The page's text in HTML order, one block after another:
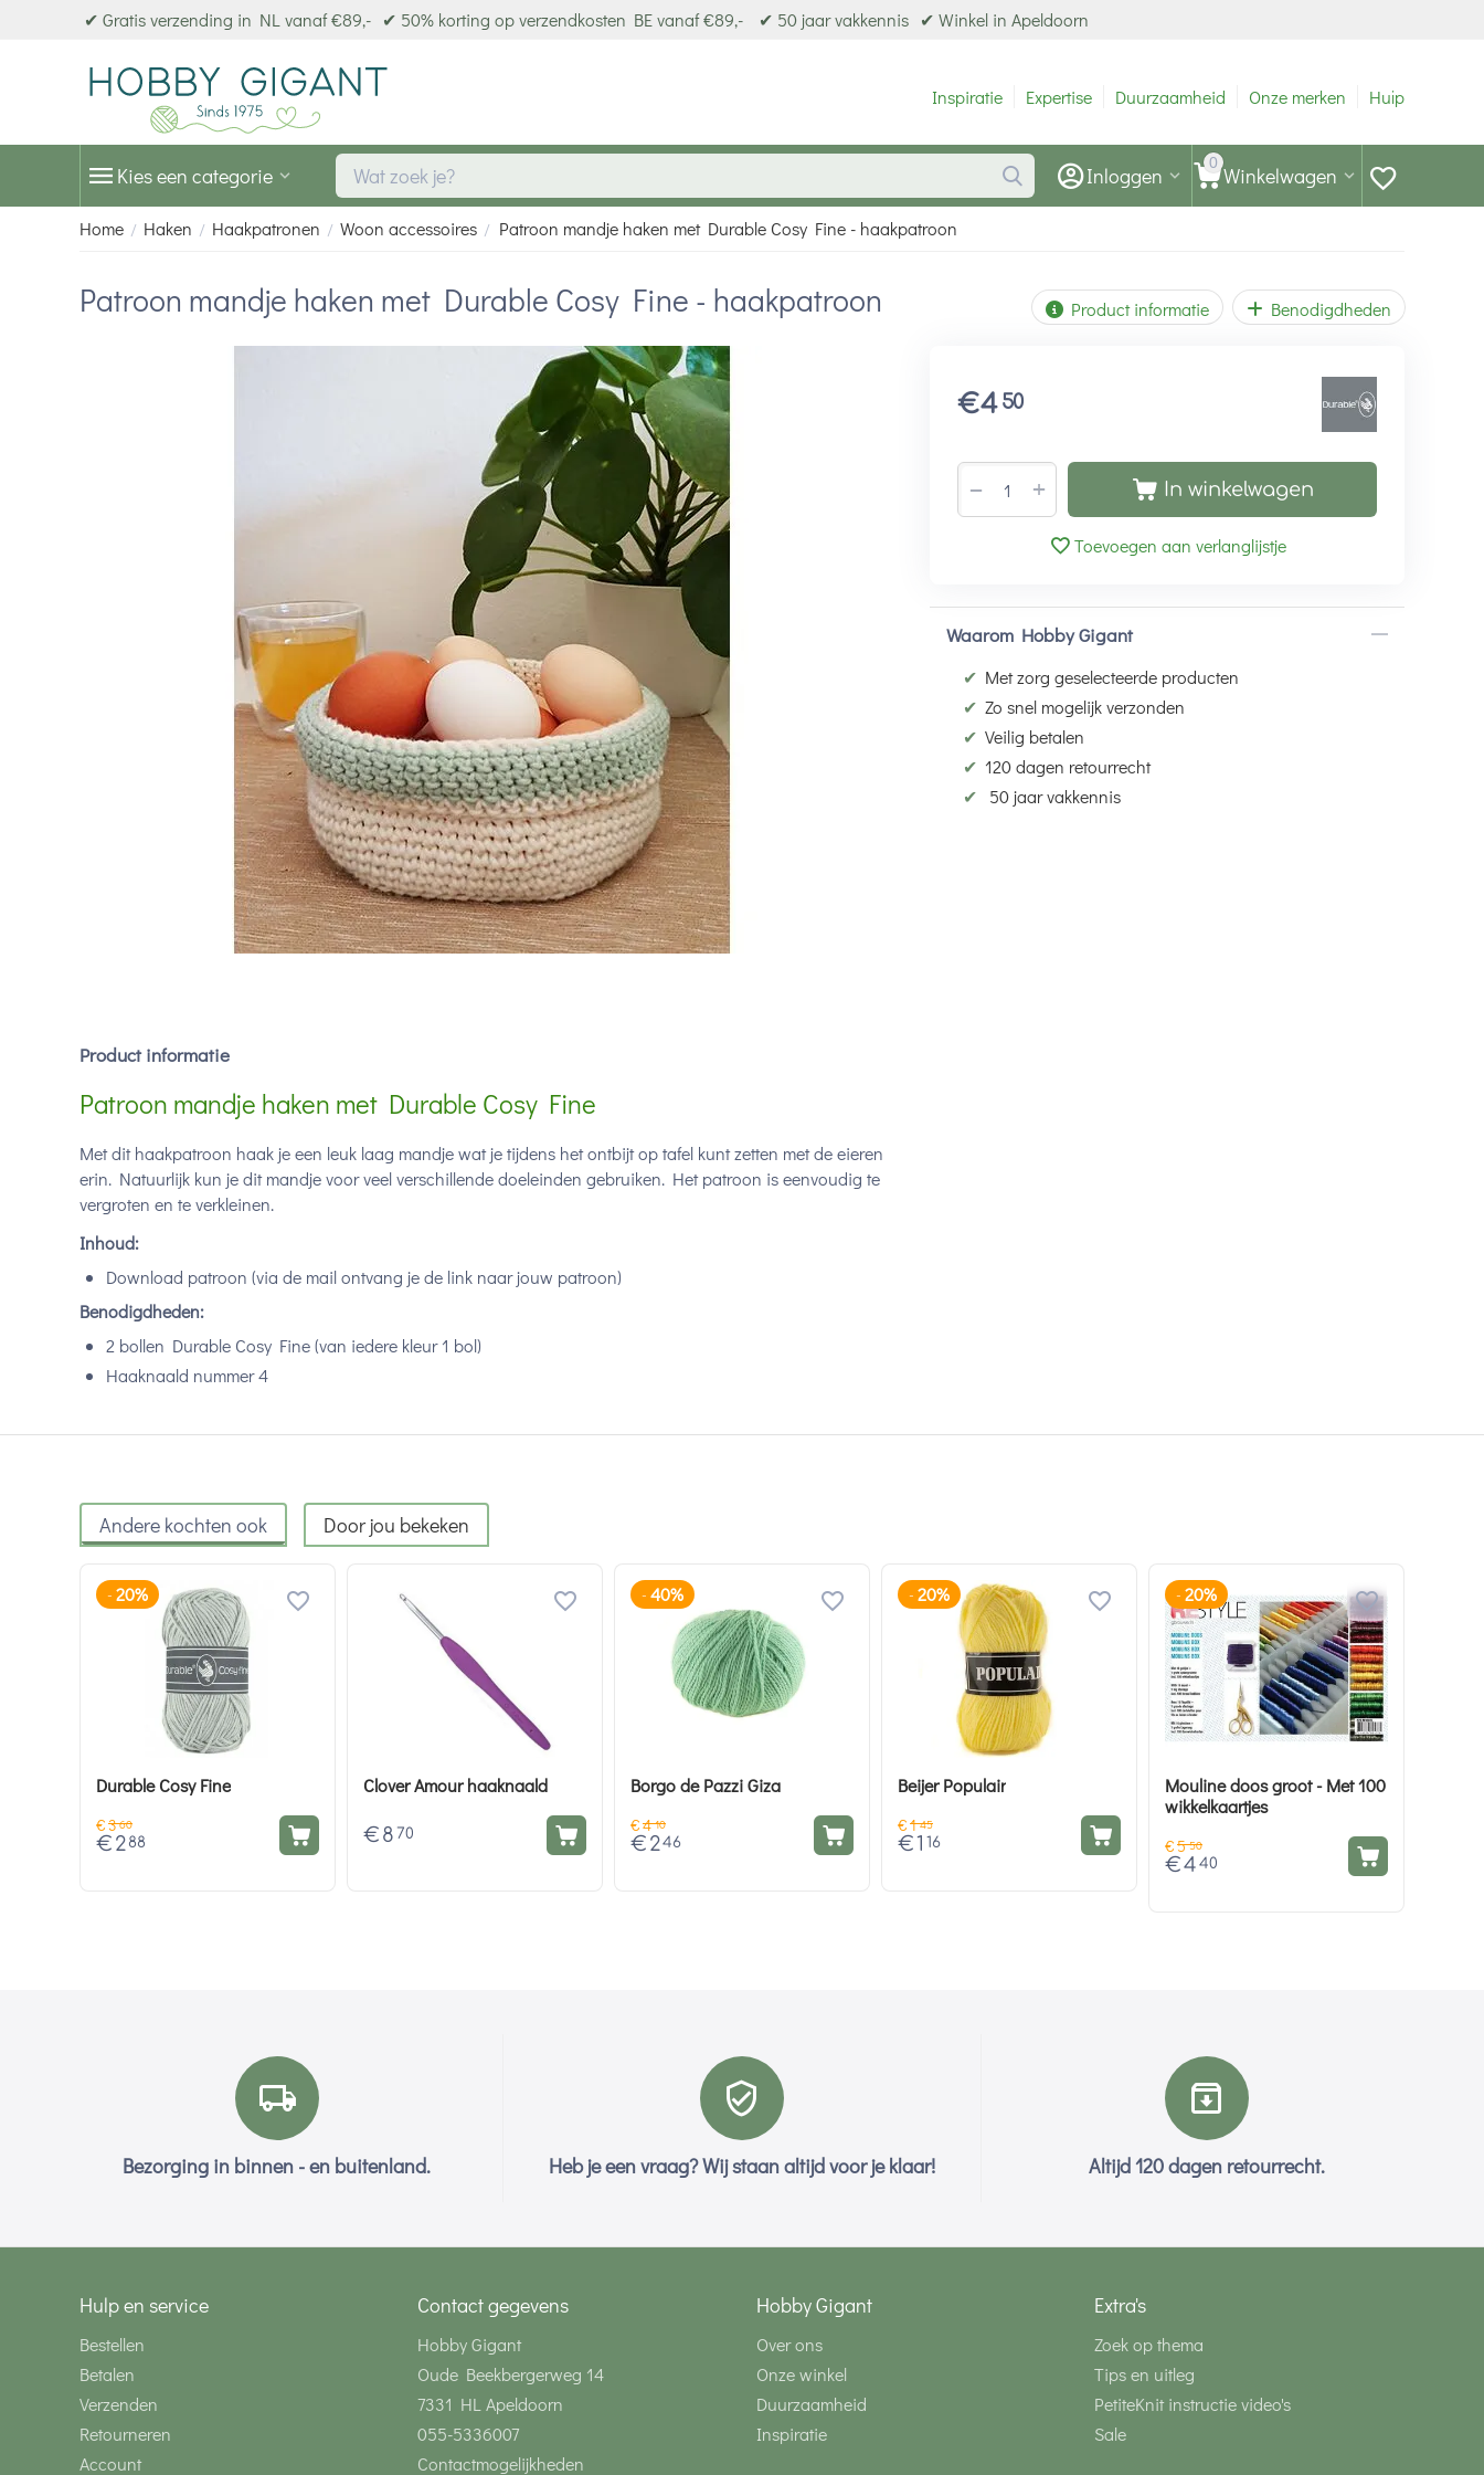
✔ Gratis verzending in NL vanaf €89,- ✔ 50% korting op verzendkosten BE vanaf €89,- ✔ 50 jaar vakkennis ✔ Winkel in Apeldoorn
Inspiratie Expertise Duurzaamheid Onze merken Hulp
Kies een categorie 0 Winkelwagen
Inloggen
Home / Haken / Haakpatronen / Woon accessoires / Patroon mandje haken met Durable Cosy Fine - haakpatroon
Patroon mandje haken met Durable Cosy Fine - haakpatroon Product informatie Benodigdheden
€4 50
+
− In winkelwagen
Toevoegen aan verlanglijstje
Waarom Hobby Gigant
✔ Met zorg geselecteerde producten
✔ Zo snel mogelijk verzonden
✔ Veilig betalen
✔ 120 dagen retourrecht
✔
50 jaar vakkennis
Product informatie
Patroon mandje haken met Durable Cosy Fine
Met dit haakpatroon haak je een leuk laag mandje wat je tijdens het ontbijt op tafel kunt zetten met de eieren
erin. Natuurlijk kun je dit mandje voor veel verschillende doeleinden gebruiken. Het patroon is eenvoudig te
vergroten en te verkleinen.
Inhoud:
Download patroon (via de mail ontvang je de link naar jouw patroon)
Benodigdheden:
2 bollen Durable Cosy Fine (van iedere kleur 1 bol)
Haaknaald nummer 4
Andere kochten ook Door jou bekeken
- 20%
Durable Cosy Fine
€3 60
€ 2 88
Clover Amour haaknaald
€ 8 70
- 40%
Borgo de Pazzi Giza
€4 10
€ 2 46
- 20%
Beijer Populair
€1 45
€1 16
- 20%
Mouline doos groot - Met 100
wikkelkaartjes
€5 50
€4 40
Bezorging in binnen - en buitenland. Heb je een vraag? Wij staan altijd voor je klaar! Altijd 120 dagen retourrecht.
Hulp en service
Bestellen
Betalen
Verzenden
Retourneren
Account
Contact gegevens
Hobby Gigant
Oude Beekbergerweg 14
7331 HL Apeldoorn
055-5336007
Contactmogelijkheden
Hobby Gigant
Over ons
Onze winkel
Duurzaamheid
Inspiratie
Extra's
Zoek op thema
Tips en uitleg
PetiteKnit instructie video's
Sale